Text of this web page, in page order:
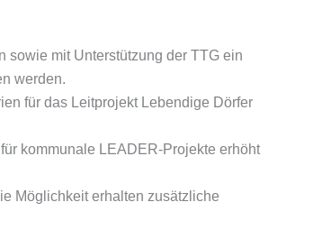
sowie mit Unterstützung der TTG ein
werden.
für das Leitprojekt Lebendige Dörfer
kommunale LEADER-Projekte erhöht
Möglichkeit erhalten zusätzliche